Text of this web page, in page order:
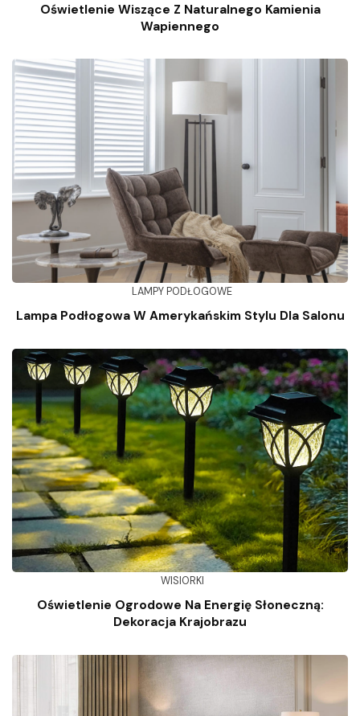
Oświetlenie Wiszące Z Naturalnego Kamienia
Wapiennego
LAMPY PODŁOGOWE
Lampa Podłogowa W Amerykańskim Stylu Dla Salonu
WISIORKI
Oświetlenie Ogrodowe Na Energię Słoneczną:
Dekoracja Krajobrazu